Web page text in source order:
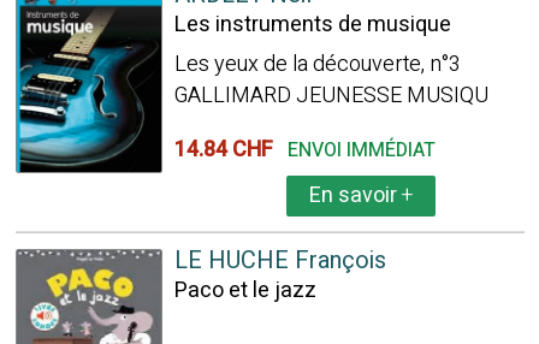
Les instruments de musique
Les yeux de la découverte, n°3
GALLIMARD JEUNESSE MUSIQU
14.84 CHF ENVOI IMMÉDIAT
En savoir+
LE HUCHE François
Paco et le jazz